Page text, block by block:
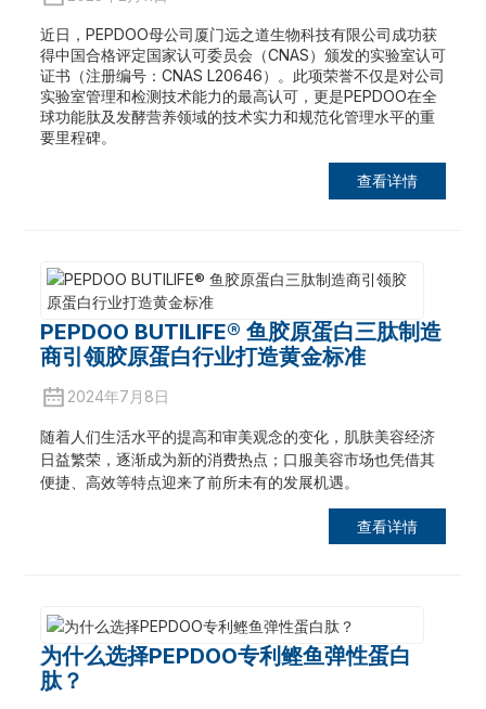
近日，PEPDOO母公司厦门远之道生物科技有限公司成功获
得中国合格评定国家认可委员会（CNAS）颁发的实验室认可
证书（注册编号：CNAS L20646）。此项荣誉不仅是对公司
实验室管理和检测技术能力的最高认可，更是PEPDOO在全
球功能肽及发酵营养领域的技术实力和规范化管理水平的重
要里程碑。
查看详情
PEPDOO BUTILIFE® 鱼胶原蛋白三肽制造
商引领胶原蛋白行业打造黄金标准
2024年7月8日
随着人们生活水平的提高和审美观念的变化，肌肤美容经济
日益繁荣，逐渐成为新的消费热点；口服美容市场也凭借其
便捷、高效等特点迎来了前所未有的发展机遇。
查看详情
为什么选择PEPDOO专利鲣鱼弹性蛋白
肽？